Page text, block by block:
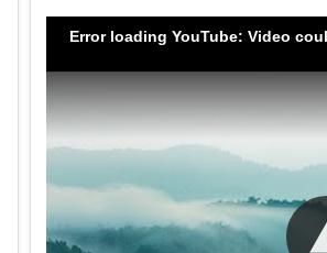
Error loading YouTube: Video